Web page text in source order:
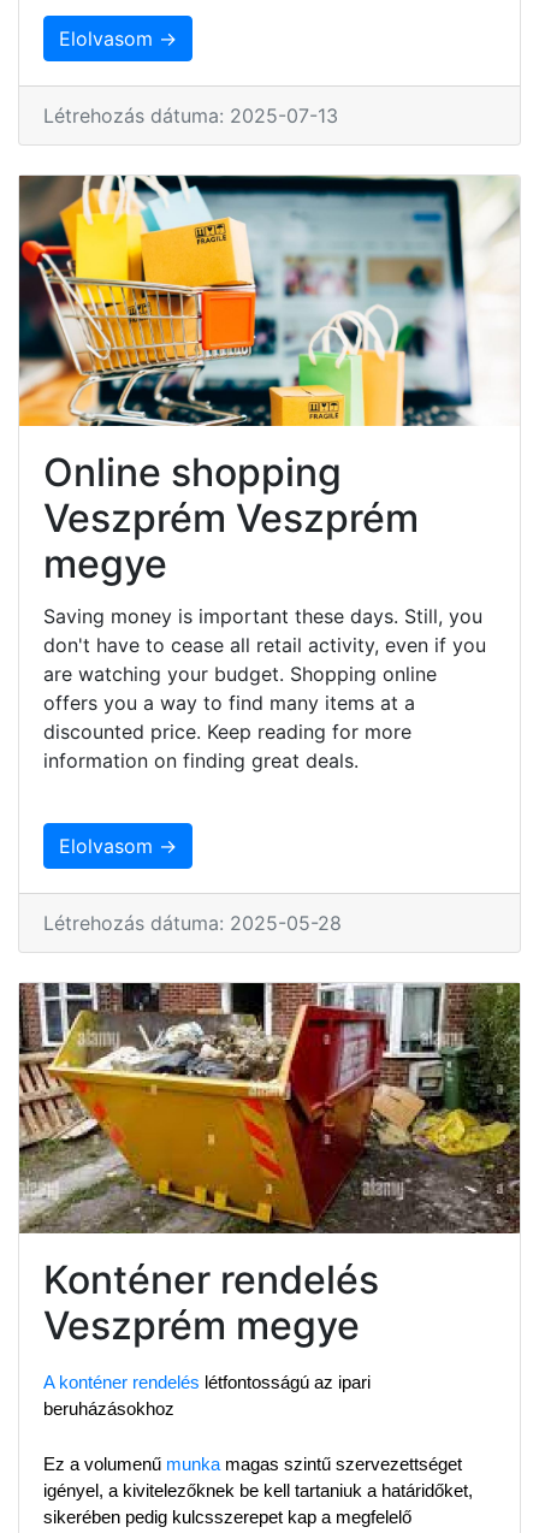
Elolvasom →
Létrehozás dátuma: 2025-07-13
Online shopping
Veszprém Veszprém
megye
Saving money is important these days. Still, you
don't have to cease all retail activity, even if you
are watching your budget. Shopping online
offers you a way to find many items at a
discounted price. Keep reading for more
information on finding great deals.
Elolvasom →
Létrehozás dátuma: 2025-05-28
Konténer rendelés
Veszprém megye
A konténer rendelés létfontosságú az ipari
beruházásokhoz
Ez a volumenű munka magas szintű szervezettséget
igényel, a kivitelezőknek be kell tartaniuk a határidőket,
sikerében pedig kulcsszerepet kap a megfelelő